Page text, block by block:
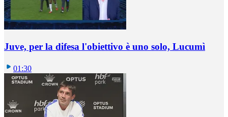
Juve, per la difesa l'obiettivo è uno solo, Lucumì
01:30